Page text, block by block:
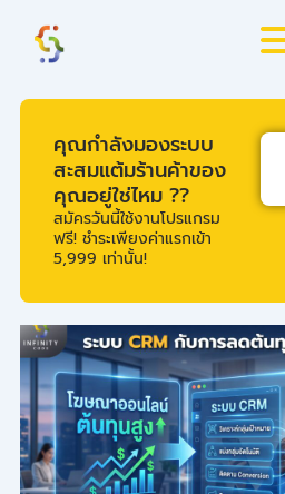
content
คุณกำลังมองระบบ
สะสมแต้มร้านค้าของ
คุณอยู่ใช่ไหม ??
สมัครวันนี้ใช้งานโปรแกรม
ฟรี! ชำระเพียงค่าแรกเข้า
5,999 เท่านั้น!